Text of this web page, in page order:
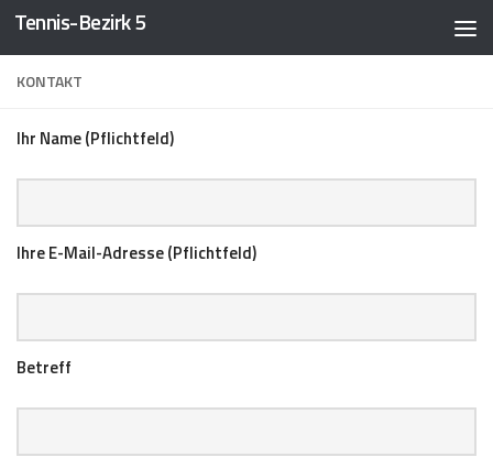
Zum Inhalt springen
Tennis-Bezirk 5
KONTAKT
Ihr Name (Pflichtfeld)
Ihre E-Mail-Adresse (Pflichtfeld)
Betreff